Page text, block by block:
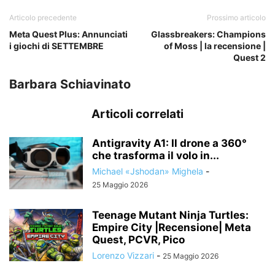
Articolo precedente
Meta Quest Plus: Annunciati
i giochi di SETTEMBRE
Prossimo articolo
Glassbreakers: Champions
of Moss | la recensione |
Quest 2
Barbara Schiavinato
Articoli correlati
Antigravity A1: Il drone a 360°
che trasforma il volo in...
Michael «Jshodan» Mighela -
25 Maggio 2026
Teenage Mutant Ninja Turtles:
Empire City |Recensione| Meta
Quest, PCVR, Pico
Lorenzo Vizzari - 25 Maggio 2026